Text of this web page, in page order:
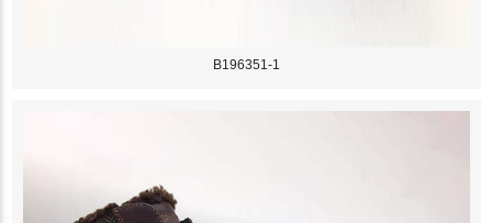
B196351-1